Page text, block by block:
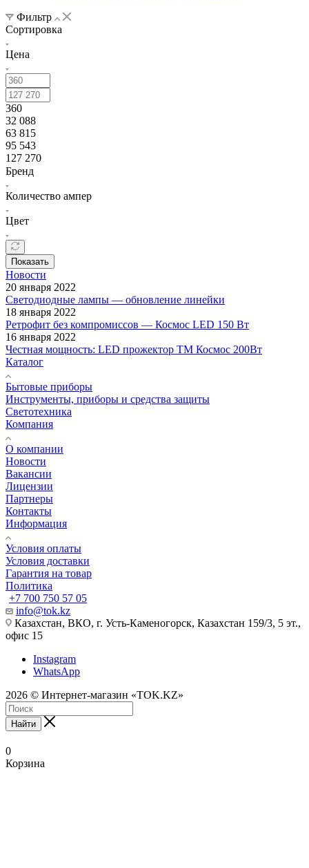
Фильтр
Сортировка
Цена
360
32 088
63 815
95 543
127 270
Бренд
Количество ампер
Цвет
Показать
Новости
20 января 2022
Светодиодные лампы — обновление линейки
18 января 2022
Ретрофит без компромиссов — Космос LED 150 Вт
16 января 2022
Честная мощность: LED прожектор ТМ Космос 200Вт
Каталог
Бытовые приборы
Инструменты, приборы и средства защиты
Светотехника
Компания
О компании
Новости
Вакансии
Лицензии
Партнеры
Контакты
Информация
Условия оплаты
Условия доставки
Гарантия на товар
Политика
+7 700 750 57 05
info@tok.kz
Казахстан, ВКО, г. Усть-Каменогорск, Казахстан 159/3, 5 эт.,
офис 15
Instagram
WhatsApp
2026 © Интернет-магазин «TOK.KZ»
Найти
0
Корзина